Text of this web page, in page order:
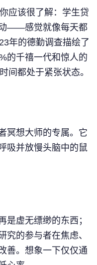
应该很了解：学生贷
——感觉就像每天都
年的德勤调查描绘了
的千禧一代和惊人的
间都处于紧张状态。
冥想大师的专属。它
吸并放慢头脑中的鼠
虚无缥缈的东西；
究的参与者在焦虑、
善。想象一下仅仅通